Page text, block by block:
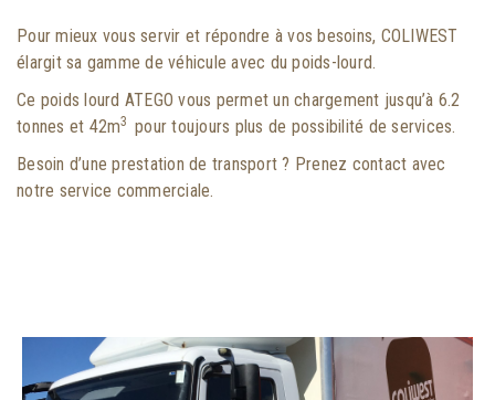
Pour mieux vous servir et répondre à vos besoins, COLIWEST
élargit sa gamme de véhicule avec du poids-lourd.
Ce poids lourd ATEGO vous permet un chargement jusqu’à 6.2
tonnes et 42m3 pour toujours plus de possibilité de services.
Besoin d’une prestation de transport ? Prenez contact avec
notre service commerciale.